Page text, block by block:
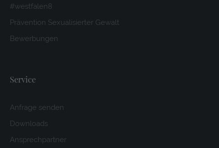
#westfalen8
Prävention Sexualisierter Gewalt
Bewerbungen
Service
Anfrage senden
Downloads
Ansprechpartner